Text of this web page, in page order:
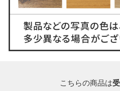
こちらの商品は